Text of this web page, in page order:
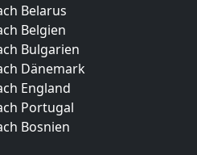
Belarus
Belgien
Bulgarien
Dänemark
England
Portugal
Bosnien